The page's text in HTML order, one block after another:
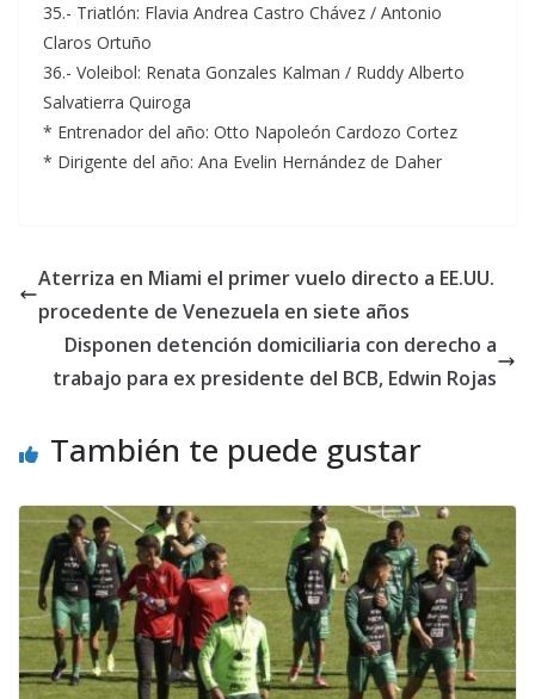
35.- Triatlón: Flavia Andrea Castro Chávez / Antonio
Claros Ortuño
36.- Voleibol: Renata Gonzales Kalman / Ruddy Alberto
Salvatierra Quiroga
* Entrenador del año: Otto Napoleón Cardozo Cortez
* Dirigente del año: Ana Evelin Hernández de Daher
Aterriza en Miami el primer vuelo directo a EE.UU.
procedente de Venezuela en siete años
Disponen detención domiciliaria con derecho a
trabajo para ex presidente del BCB, Edwin Rojas
También te puede gustar